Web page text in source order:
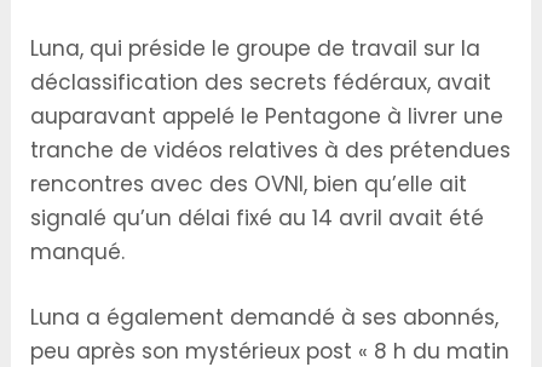
Luna, qui préside le groupe de travail sur la
déclassification des secrets fédéraux, avait
auparavant appelé le Pentagone à livrer une
tranche de vidéos relatives à des prétendues
rencontres avec des OVNI, bien qu’elle ait
signalé qu’un délai fixé au 14 avril avait été
manqué.
Luna a également demandé à ses abonnés,
peu après son mystérieux post « 8 h du matin